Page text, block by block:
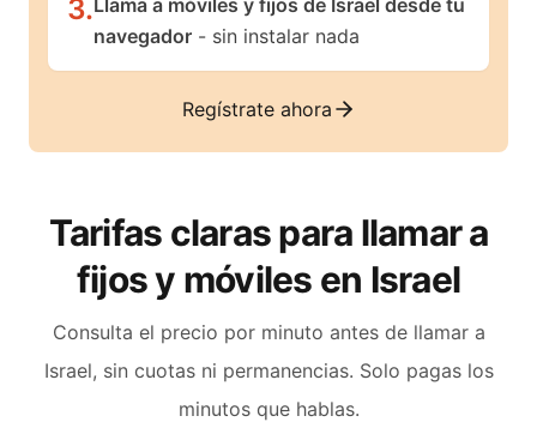
3.Llama a móviles y fijos de Israel desde tu
navegador - sin instalar nada
Regístrate ahora
Tarifas claras para llamar a
fijos y móviles en Israel
Consulta el precio por minuto antes de llamar a
Israel, sin cuotas ni permanencias. Solo pagas los
minutos que hablas.